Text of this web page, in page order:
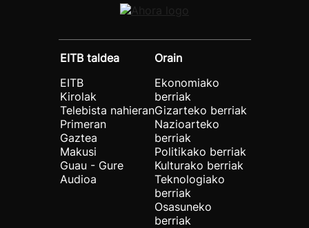
EITB taldea
EITB
Kirolak
Telebista nahieran
Primeran
Gaztea
Makusi
Guau - Gure
Audioa
Orain
Ekonomiako
berriak
Gizarteko berriak
Nazioarteko
berriak
Politikako berriak
Kulturako berriak
Teknologiako
berriak
Osasuneko
berriak